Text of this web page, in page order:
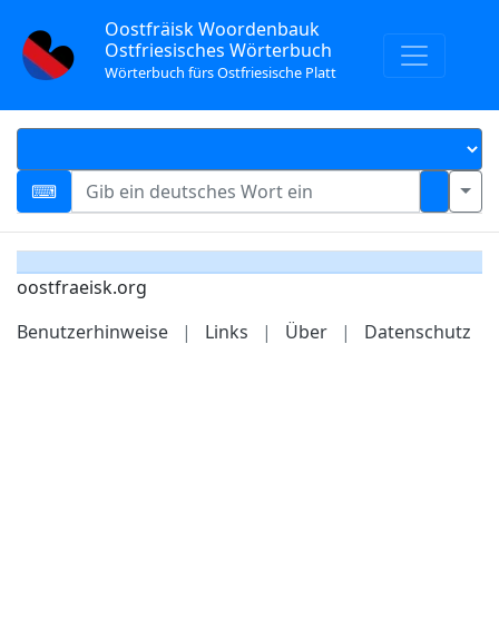
Oostfräisk Woordenbauk
Ostfriesisches Wörterbuch
Wörterbuch fürs Ostfriesische Platt
oostfraeisk.org
Benutzerhinweise
| Links | Über | Datenschutz